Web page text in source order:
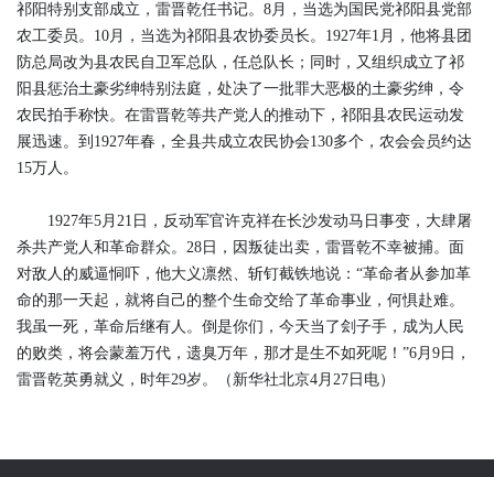
祁阳特别支部成立，雷晋乾任书记。8月，当选为国民党祁阳县党部
农工委员。10月，当选为祁阳县农协委员长。1927年1月，他将县团
防总局改为县农民自卫军总队，任总队长；同时，又组织成立了祁
阳县惩治土豪劣绅特别法庭，处决了一批罪大恶极的土豪劣绅，令
农民拍手称快。在雷晋乾等共产党人的推动下，祁阳县农民运动发
展迅速。到1927年春，全县共成立农民协会130多个，农会会员约达
15万人。
1927年5月21日，反动军官许克祥在长沙发动马日事变，大肆屠
杀共产党人和革命群众。28日，因叛徒出卖，雷晋乾不幸被捕。面
对敌人的威逼恫吓，他大义凛然、斩钉截铁地说：“革命者从参加革
命的那一天起，就将自己的整个生命交给了革命事业，何惧赴难。
我虽一死，革命后继有人。倒是你们，今天当了刽子手，成为人民
的败类，将会蒙羞万代，遗臭万年，那才是生不如死呢！”6月9日，
雷晋乾英勇就义，时年29岁。（新华社北京4月27日电）